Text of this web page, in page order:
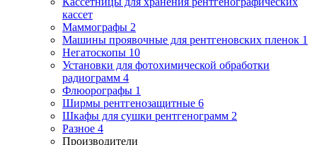
кассет
Маммографы 2
Машины проявочные для рентгеновских пленок 1
Негатоскопы 10
Установки для фотохимической обработки
радиограмм 4
Флюорографы 1
Ширмы рентгенозащитные 6
Шкафы для сушки рентгенограмм 2
Разное 4
Производители